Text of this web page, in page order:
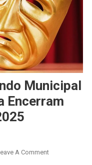
Municipal
Encerram
A CommentOn